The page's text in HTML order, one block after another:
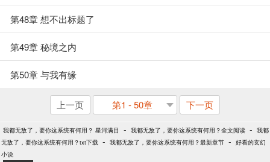
第48章 想不出标题了
第49章 秘境之内
第50章 与我有缘
上一页 第1 - 50章 下一页
我都无敌了，要你这系统有何用？ 星河满目 - 我都无敌了，要你这系统有何用？全文阅读 - 我都
无敌了，要你这系统有何用？txt下载 - 我都无敌了，要你这系统有何用？最新章节 - 好看的玄幻
小说